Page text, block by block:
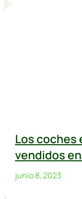
Los coches
vendidos
junio 8, 2023